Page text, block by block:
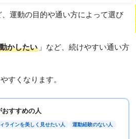
運動の目的や通い方によって選び
かしたい 」など、続けやすい通い方
すくなります。
すすめの人
ラインを美しく見せたい人 運動経験のない人